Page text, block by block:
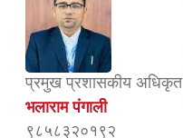
प्रमुख प्रशासकीय अधिकृत
भलाराम पंगाली
९८५८३२०१९२